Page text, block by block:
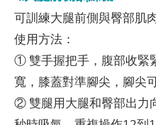
可訓練大腿前側與臀部肌
使用方法：
① 雙手握把手，腹部收緊
寬，膝蓋對準腳尖，腳尖
② 雙腿用大腿和臀部出力